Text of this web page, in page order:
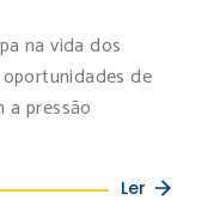
na vida dos
de
pressão
Ler